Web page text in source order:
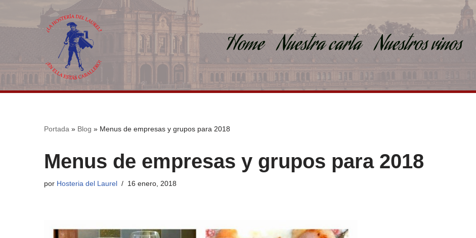
Saltar
Home Nuestra carta Nuestros vinos
Portada » Blog » Menus de empresas y grupos para 2018
Menus de empresas y grupos para 2018
por Hosteria del Laurel 16 enero, 2018